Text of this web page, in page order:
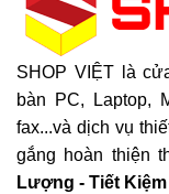
SHOP VIỆT là
bàn PC, Laptop,
fax...và dịch vụ
gắng hoàn thiện
Lượng - Tiết Kiệm